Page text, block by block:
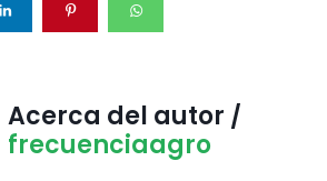
Acerca del autor /
frecuenciaagro